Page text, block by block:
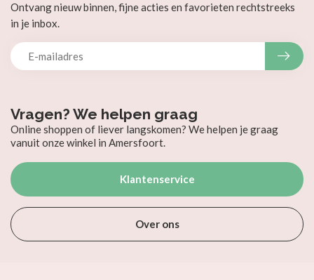
Vragen? We helpen graag
Online shoppen of liever langskomen? We helpen je graag
vanuit onze winkel in Amersfoort.
Klantenservice
Over ons
Ontvang nieuw binnen, fijne acties en favorieten rechtstreeks
in je inbox.